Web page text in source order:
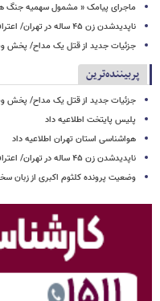
ماجرای پیامک « مشمول سهمیه
ناپدیدشدن زن ۴۵ ساله در تهران/ اعتراف پدر خانواده به قتل همسر و دخترش
جزئیات جدید از قتل یک مداح/ پخش
پربیننده‌ترین
جزئیات جدید از قتل یک مداح/ پخش
پلیس پایتخت اطلاعیه داد
هواشناسی استان تهران اطلاعیه داد
ناپدیدشدن زن ۴۵ ساله در تهران/ اعتراف پدر خانواده به قتل همسر و دخترش
وضعیت پرونده کلثوم اکبری از زبان